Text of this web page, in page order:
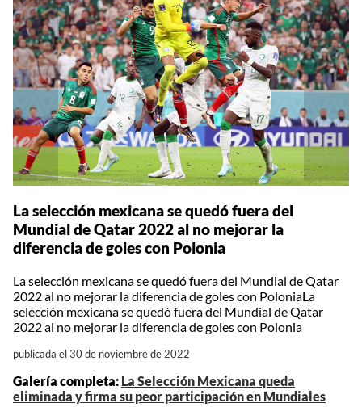
La selección mexicana se quedó fuera del
Mundial de Qatar 2022 al no mejorar la
diferencia de goles con Polonia
La selección mexicana se quedó fuera del Mundial de Qatar
2022 al no mejorar la diferencia de goles con PoloniaLa
selección mexicana se quedó fuera del Mundial de Qatar
2022 al no mejorar la diferencia de goles con Polonia
publicada el 30 de noviembre de 2022
Galería completa: La Selección Mexicana queda
eliminada y firma su peor participación en Mundiales